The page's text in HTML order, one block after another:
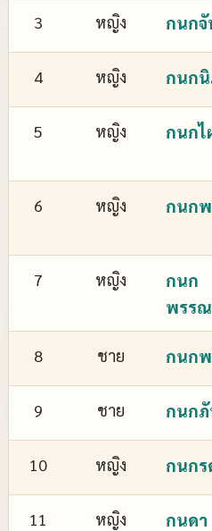
3 หญิง กนก
4 หญิง กนก
5 หญิง กนกไ
6 หญิง กนก
7 หญิง
กนก
พรรณ
8 ชาย กนก
9 ชาย กนก
10 หญิง กนกร
11 หญิง กนดา